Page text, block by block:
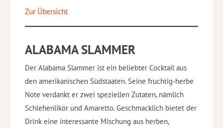
Zur Übersicht
ALABAMA SLAMMER
Der Alabama Slammer ist ein beliebter Cocktail aus
den amerikanischen Südstaaten. Seine fruchtig-herbe
Note verdankt er zwei speziellen Zutaten, nämlich
Schlehenlikör und Amaretto. Geschmacklich bietet der
Drink eine interessante Mischung aus herben,